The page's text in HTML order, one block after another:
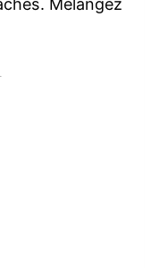
Mélangez